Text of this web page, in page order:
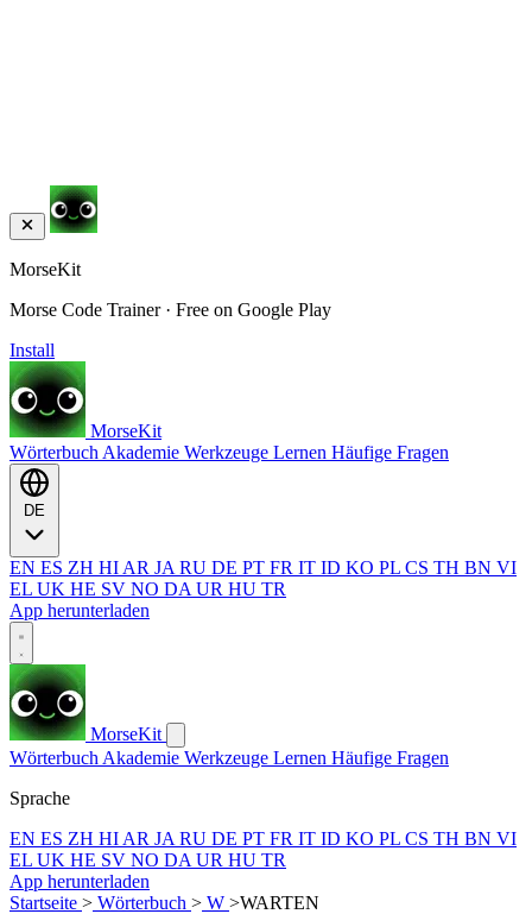
MorseKit
Morse Code Trainer · Free on Google Play
Install
MorseKit
Wörterbuch Akademie Werkzeuge Lernen Häufige Fragen
EN ES ZH HI AR JA RU DE PT FR IT ID KO PL CS TH BN VI
EL UK HE SV NO DA UR HU TR
App herunterladen
MorseKit
Wörterbuch Akademie Werkzeuge Lernen Häufige Fragen
Sprache
EN ES ZH HI AR JA RU DE PT FR IT ID KO PL CS TH BN VI
EL UK HE SV NO DA UR HU TR
App herunterladen
Startseite > Wörterbuch > W >WARTEN